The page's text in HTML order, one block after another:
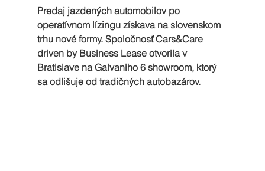
Predaj jazdených automobilov po
operatívnom lízingu získava na slovenskom
trhu nové formy. Spoločnosť Cars&Care
driven by Business Lease otvorila v
Bratislave na Galvaniho 6 showroom, ktorý
sa odlišuje od tradičných autobazárov.